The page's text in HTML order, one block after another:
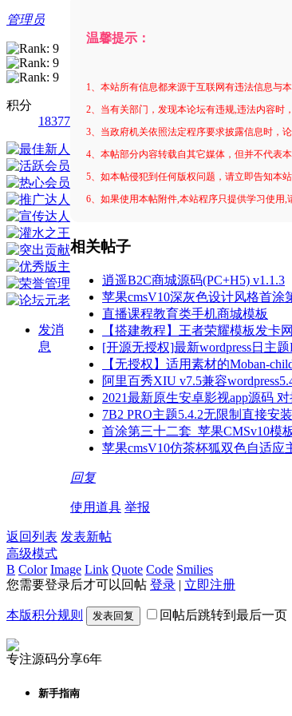
管理员
积分
18377
发消
息
温馨提示：
1、本站所有信息都来源于互联网有违法信息与本
2、当有关部门，发现本论坛有违规,违法内容时
3、当政府机关依照法定程序要求披露信息时，论
4、本帖部分内容转载自其它媒体，但并不代表
5、如本帖侵犯到任何版权问题，请立即告知本
6、如果使用本帖附件,本站程序只提供学习使用,
相关帖子
逍遥B2C商城源码(PC+H5) v1.1.3
苹果cmsV10深灰色设计风格首
直播课程教育类手机商城模板
【搭建教程】王者荣耀模板发卡
[开源无授权]最新wordpress日主
【无授权】适用素材的Moban-
阿里百秀XIU v7.5兼容
2021最新原生安卓影视app源码
7B2 PRO主题5.4.2无限制直接安装
首涂第三十二套_苹果CMSv10模
苹果cmsV10仿茶杯狐双色自适应
回复
使用道具 举报
返回列表 发表新帖
高级模式
B Color Image Link Quote Code Smilies
您需要登录后才可以回帖 登录 | 立即注册
本版积分规则 发表回复 回帖后跳转到最后一页
专注源码分享6年
新手指南